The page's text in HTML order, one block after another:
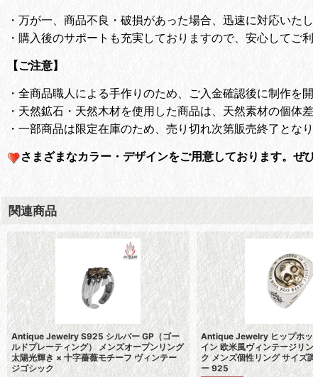
・ 万が一、商品不良・破損があった場合、迅速に対応いたし
・ 購入後のサポートも充実しておりますので、安心してご利
【ご注意】
・全商品職人による手作りのため、ご入金確認後に制作を
・天然鉱石・天然木材を使用した商品は、天然素材の個体
・一部商品は限定在庫のため、売り切れ次第販売終了となり
さまざまなカラー・デザインをご用意しております。 ぜ
関連商品
Antique Jewelry S925 シルバー GP（ゴー
ルドプレーティング） メンズオープンリング
太陽光輝き × 十字薔薇モチーフ ヴィンテー
ジゴシック
Antique Jewelry ヒップホ
イン 欧米風ヴィンテージリ
ク メンズ個性リング サイズ
ー 925